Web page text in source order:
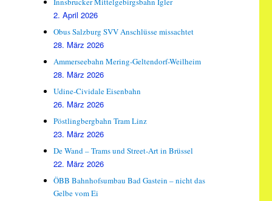
2. April 2026
Obus Salzburg SVV Anschlüsse missachtet
28. März 2026
Ammerseebahn Mering-Geltendorf-Weilheim
28. März 2026
Udine-Cividale Eisenbahn
26. März 2026
Pöstlingbergbahn Tram Linz
23. März 2026
De Wand – Trams und Street-Art in Brüssel
22. März 2026
ÖBB Bahnhofsumbau Bad Gastein – nicht das
Gelbe vom Ei